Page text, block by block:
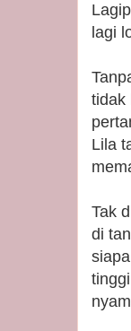
lagi
tidak
Lila
Tak
di